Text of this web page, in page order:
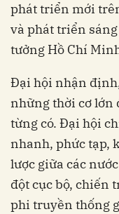
phát triển mới
và phát triển
tưởng Hồ Chí
Đại hội nhận
những thời cơ lớn
từng có. Đại hội
nhanh, phức tạp,
lược giữa các
đột cục bộ, chiến
phi truyền thống